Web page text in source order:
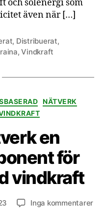
och solenergi som
även när […]
, Distribuerat,
,Vindkraft
NÄTVERK
en
för
vindkraft
Inga kommentarertill